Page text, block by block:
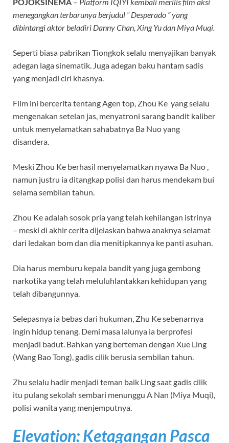
POJOKSINEMA – Platform IQIYI kembali merilis film aksi
menegangkan terbarunya berjudul “ Desperado ” yang
dibintangi aktor beladiri Danny Chan, Xing Yu dan Miya Muqi.
Seperti biasa pabrikan Tiongkok selalu menyajikan banyak
adegan laga sinematik. Juga adegan baku hantam sadis
yang menjadi ciri khasnya.
Film ini bercerita tentang Agen top, Zhou Ke yang selalu
mengenakan setelan jas, menyatroni sarang bandit kaliber
untuk menyelamatkan sahabatnya Ba Nuo yang
disandera.
Meski Zhou Ke berhasil menyelamatkan nyawa Ba Nuo ,
namun justru ia ditangkap polisi dan harus mendekam bui
selama sembilan tahun.
Zhou Ke adalah sosok pria yang telah kehilangan istrinya
– meski di akhir cerita dijelaskan bahwa anaknya selamat
dari ledakan bom dan dia menitipkannya ke panti asuhan.
Dia harus memburu kepala bandit yang juga gembong
narkotika yang telah meluluhlantakkan kehidupan yang
telah dibangunnya.
Selepasnya ia bebas dari hukuman, Zhu Ke sebenarnya
ingin hidup tenang. Demi masa lalunya ia berprofesi
menjadi badut. Bahkan yang berteman dengan Xue Ling
(Wang Bao Tong), gadis cilik berusia sembilan tahun.
Zhu selalu hadir menjadi teman baik Ling saat gadis cilik
itu pulang sekolah sembari menunggu A Nan (Miya Muqi),
polisi wanita yang menjemputnya.
Elevation: Ketagangan Pasca